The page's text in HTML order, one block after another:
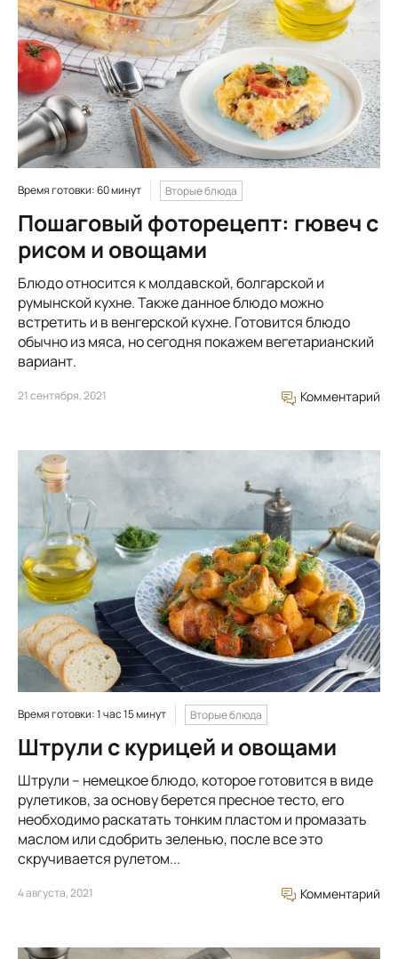
Время готовки: 60 минут Вторые блюда
Пошаговый фоторецепт: гювеч с
рисом и овощами
Блюдо относится к молдавской, болгарской и
румынской кухне. Также данное блюдо можно
встретить и в венгерской кухне. Готовится блюдо
обычно из мяса, но сегодня покажем вегетарианский
вариант.
21 сентября, 2021 Комментарий
Время готовки: 1 час 15 минут Вторые блюда
Штрули с курицей и овощами
Штрули – немецкое блюдо, которое готовится в виде
рулетиков, за основу берется пресное тесто, его
необходимо раскатать тонким пластом и промазать
маслом или сдобрить зеленью, после все это
скручивается рулетом...
4 августа, 2021 Комментарий